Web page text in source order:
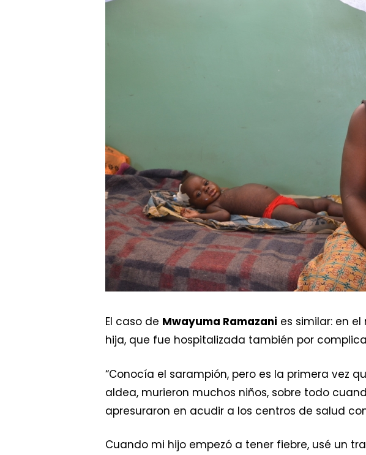
El caso de Mwayuma Ramazani es similar: en
hija, que fue hospitalizada también por
“Conocía el sarampión, pero es la primera vez
aldea, murieron muchos niños, sobre todo
apresuraron en acudir a los centros de salud
Cuando mi hijo empezó a tener fiebre, usé un